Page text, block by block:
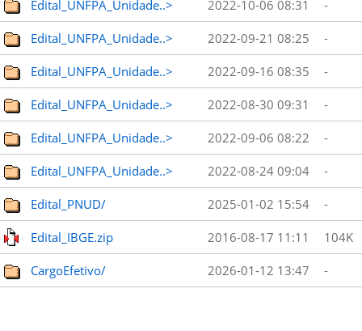
Edital_UNFPA_Unidade..> 2022-10-06 08:31 -
Edital_UNFPA_Unidade..> 2022-09-21 08:25 -
Edital_UNFPA_Unidade..> 2022-09-16 08:35 -
Edital_UNFPA_Unidade..> 2022-08-30 09:31 -
Edital_UNFPA_Unidade..> 2022-09-06 08:22 -
Edital_UNFPA_Unidade..> 2022-08-24 09:04 -
Edital_PNUD/ 2025-01-02 15:54 -
Edital_IBGE.zip 2016-08-17 11:11 104K
CargoEfetivo/ 2026-01-12 13:47 -